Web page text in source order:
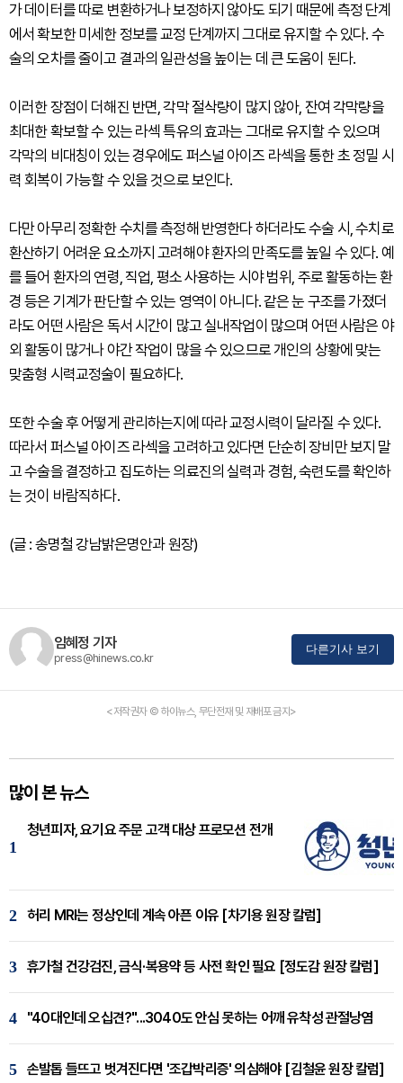
가 데이터를 따로 변환하거나 보정하지 않아도 되기 때문에 측정 단계
에서 확보한 미세한 정보를 교정 단계까지 그대로 유지할 수 있다. 수
술의 오차를 줄이고 결과의 일관성을 높이는 데 큰 도움이 된다.
이러한 장점이 더해진 반면, 각막 절삭량이 많지 않아, 잔여 각막량을
최대한 확보할 수 있는 라섹 특유의 효과는 그대로 유지할 수 있으며
각막의 비대칭이 있는 경우에도 퍼스널 아이즈 라섹을 통한 초 정밀 시
력 회복이 가능할 수 있을 것으로 보인다.
다만 아무리 정확한 수치를 측정해 반영한다 하더라도 수술 시, 수치로
환산하기 어려운 요소까지 고려해야 환자의 만족도를 높일 수 있다. 예
를 들어 환자의 연령, 직업, 평소 사용하는 시야 범위, 주로 활동하는 환
경 등은 기계가 판단할 수 있는 영역이 아니다. 같은 눈 구조를 가졌더
라도 어떤 사람은 독서 시간이 많고 실내작업이 많으며 어떤 사람은 야
외 활동이 많거나 야간 작업이 많을 수 있으므로 개인의 상황에 맞는
맞춤형 시력교정술이 필요하다.
또한 수술 후 어떻게 관리하는지에 따라 교정시력이 달라질 수 있다.
따라서 퍼스널 아이즈 라섹을 고려하고 있다면 단순히 장비만 보지 말
고 수술을 결정하고 집도하는 의료진의 실력과 경험, 숙련도를 확인하
는 것이 바람직하다.
(글 : 송명철 강남밝은명안과 원장)
임혜정 기자
press@hinews.co.kr
다른기사 보기
<저작권자 © 하이뉴스, 무단전재 및 재배포 금지>
많이 본 뉴스
1
청년피자, 요기요 주문 고객 대상 프로모션 전개
2 허리 MRI는 정상인데 계속 아픈 이유 [차기용 원장 칼럼]
3 휴가철 건강검진, 금식·복용약 등 사전 확인 필요 [정도감 원장 칼럼]
4 "40대인데 오십견?"...3040도 안심 못하는 어깨 유착성 관절낭염
5 손발톱 들뜨고 벗겨진다면 '조갑박리증' 의심해야 [김철윤 원장 칼럼]